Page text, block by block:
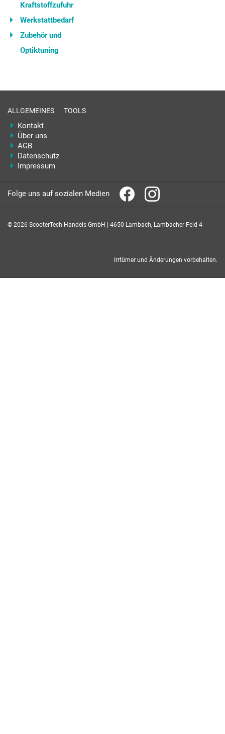
Kraftstoffzufuhr
Werkstattbedarf
Zubehör und
Optiktuning
ALLGEMEINES
Kontakt
Über uns
AGB
Datenschutz
Impressum
TOOLS
Folge uns auf sozialen Medien
© 2026 ScooterTech Handels GmbH | 4650 Lambach, Lambacher Feld 4
Irrtümer und Änderungen vorbehalten.